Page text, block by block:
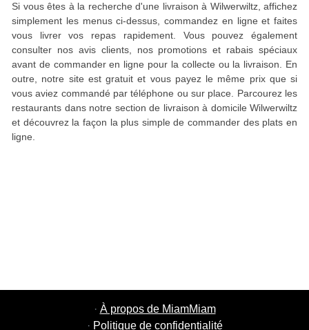
Si vous êtes à la recherche d'une livraison à Wilwerwiltz, affichez
simplement les menus ci-dessus, commandez en ligne et faites
vous livrer vos repas rapidement. Vous pouvez également
consulter nos avis clients, nos promotions et rabais spéciaux
avant de commander en ligne pour la collecte ou la livraison. En
outre, notre site est gratuit et vous payez le même prix que si
vous aviez commandé par téléphone ou sur place. Parcourez les
restaurants dans notre section de livraison à domicile Wilwerwiltz
et découvrez la façon la plus simple de commander des plats en
ligne.
· À propos de MiamMiam
· Politique de confidentialité